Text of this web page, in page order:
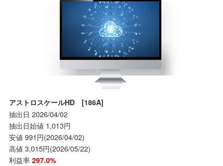
アストロスケールHD [186A]
抽出日 2026/04/02
抽出日始値 1,013円
安値 991円(2026/04/02)
高値 3,015円(2026/05/22)
利益率 297.0%